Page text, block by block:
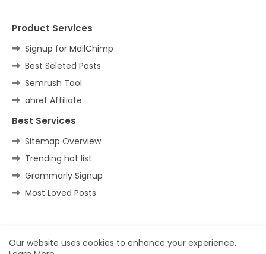
Product Services
Signup for MailChimp
Best Seleted Posts
Semrush Tool
ahref Affiliate
Best Services
Sitemap Overview
Trending hot list
Grammarly Signup
Most Loved Posts
Home Contact us Privacy Policy
Our website uses cookies to enhance your experience.